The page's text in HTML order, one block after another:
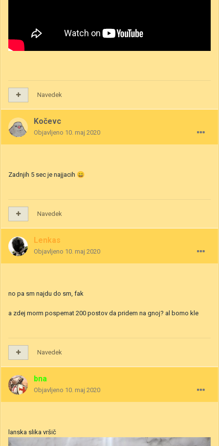
Navedek
Kočevc
Objavljeno 10. maj 2020
Zadnjih 5 sec je najjacih 😄
Navedek
Lenkas
Objavljeno 10. maj 2020
no pa sm najdu do sm, fak
a zdej morm pospemat 200 postov da pridem na gnoj? al bomo kle
Navedek
bna
Objavljeno 10. maj 2020
lanska slika vršič